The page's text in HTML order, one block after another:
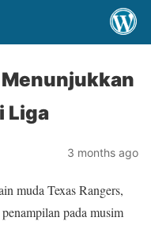
Liga
3 months ago
muda Texas Rangers,
pada musim